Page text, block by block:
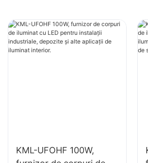
KML-UFOHF 100W,